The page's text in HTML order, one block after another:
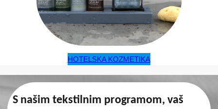
HOTELSKA KOZMETIKA
S našim tekstilnim programom, vaš